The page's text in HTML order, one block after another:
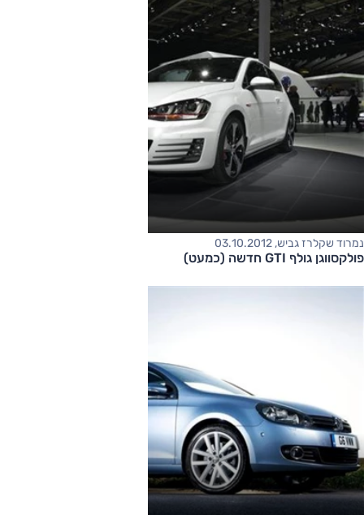
נמרוד שקלרז גביש, 03.10.2012
פולקסווגן גולף GTI חדשה (כמעט)